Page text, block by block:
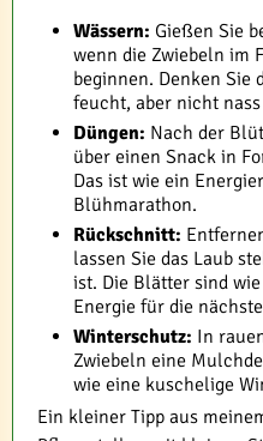
Wässern: Gießen Sie
wenn die Zwiebeln im
beginnen. Denken Sie
feucht, aber nicht
Düngen: Nach der
über einen Snack in
Das ist wie ein
Blühmarathon.
Rückschnitt:
lassen Sie das Laub
ist. Die Blätter sind
Energie für die
Winterschutz: In
Zwiebeln eine
wie eine kuschelige
Ein kleiner Tipp aus